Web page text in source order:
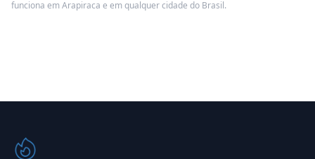
funciona em Arapiraca e em qualquer cidade do Brasil.